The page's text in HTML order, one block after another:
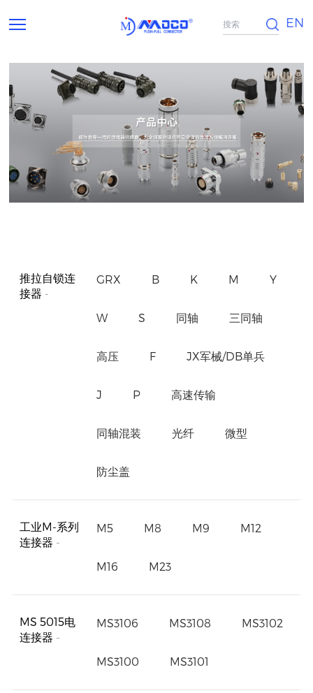
EN
推拉自锁连
接器 -
GRX B K M Y
W S 同轴 三同轴
高压 F JX军械/DB单兵
J P 高速传输
同轴混装 光纤 微型
防尘盖
工业M-系列
连接器 -
M5 M8 M9 M12
M16 M23
MS 5015电
连接器 -
MS3106 MS3108 MS3102
MS3100 MS3101